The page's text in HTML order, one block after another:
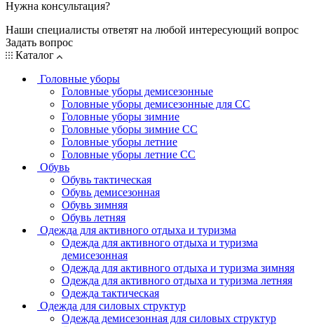
Нужна консультация?
Наши специалисты ответят на любой интересующий вопрос
Задать вопрос
Каталог
Головные уборы
Головные уборы демисезонные
Головные уборы демисезонные для СС
Головные уборы зимние
Головные уборы зимние СС
Головные уборы летние
Головные уборы летние СС
Обувь
Обувь тактическая
Обувь демисезонная
Обувь зимняя
Обувь летняя
Одежда для активного отдыха и туризма
Одежда для активного отдыха и туризма
демисезонная
Одежда для активного отдыха и туризма зимняя
Одежда для активного отдыха и туризма летняя
Одежда тактическая
Одежда для силовых структур
Одежда демисезонная для силовых структур